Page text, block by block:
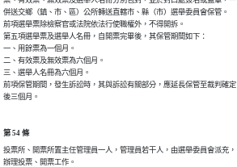
併送交鄉（鎮、市、區）公所轉送直轄市、縣（市）選舉委員會保管。
前項選舉票除檢察官或法院依法行使職權外，不得開拆。
第五項選舉票及選舉人名冊，自開票完畢後，其保管期間如下：
一、用餘票為一個月。
二、有效票及無效票為六個月。
三、選舉人名冊為六個月。
前項保管期間，發生訴訟時，其與訴訟有關部分，應延長保管至裁判確定
後三個月。
第 54 條
投票所、開票所置主任管理員一人，管理員若干人，由選舉委員會派充，
辦理投票、開票工作。